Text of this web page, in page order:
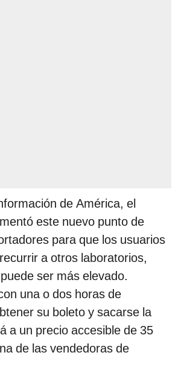
de América, el
este nuevo punto de
para que los usuarios
a otros laboratorios,
ser más elevado.
una o dos horas de
su boleto y sacarse la
a un precio accesible de 35
de las vendedoras de